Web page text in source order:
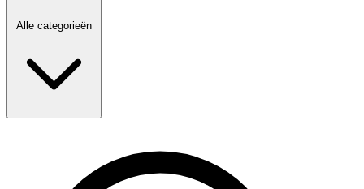
Alle categorieën